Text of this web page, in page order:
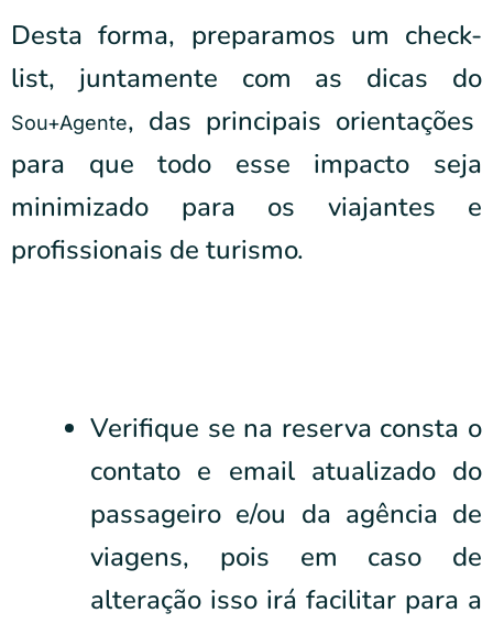
Desta forma, preparamos um check-
list, juntamente com as dicas do
Sou+Agente, das principais orientações
para que todo esse impacto seja
minimizado para os viajantes e
profissionais de turismo.
Verifique se na reserva consta o
contato e email atualizado do
passageiro e/ou da agência de
viagens, pois em caso de
alteração isso irá facilitar para a